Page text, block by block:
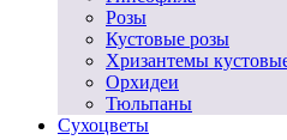
Розы
Кустовые розы
Хризантемы
Орхидеи
Тюльпаны
Сухоцветы